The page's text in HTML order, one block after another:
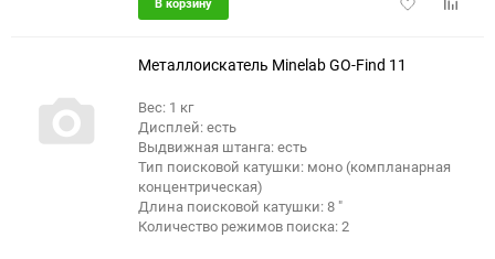
Металлоискатель Minelab GO-Find 11
Вес: 1 кг
Дисплей: есть
Выдвижная штанга: есть
Тип поисковой катушки: моно (компланарная
концентрическая)
Длина поисковой катушки: 8 "
Количество режимов поиска: 2